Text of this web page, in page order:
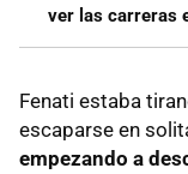
ver las carreras
Fenati estaba
escaparse en
empezando a